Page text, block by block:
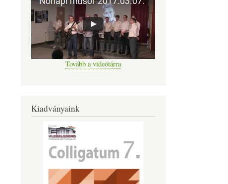
Tovább a videótárra
Kiadványaink